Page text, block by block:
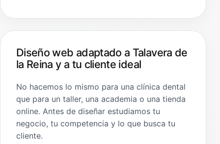
Diseño web adaptado a Talavera de
la Reina y a tu cliente ideal
No hacemos lo mismo para una clínica dental
que para un taller, una academia o una tienda
online. Antes de diseñar estudiamos tu
negocio, tu competencia y lo que busca tu
cliente.